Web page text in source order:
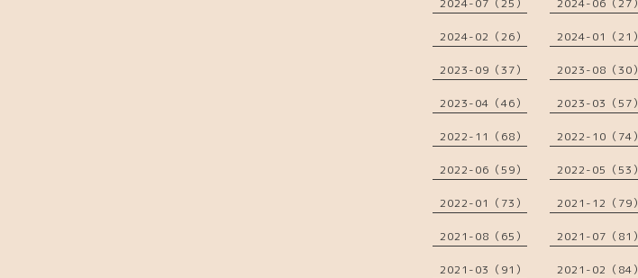
2024-07（25） 2024-06（27）
2024-02（26） 2024-01（21）
2023-09（37） 2023-08（30）
2023-04（46） 2023-03（57）
2022-11（68） 2022-10（74）
2022-06（59） 2022-05（53）
2022-01（73） 2021-12（79）
2021-08（65） 2021-07（81）
2021-03（91） 2021-02（84）